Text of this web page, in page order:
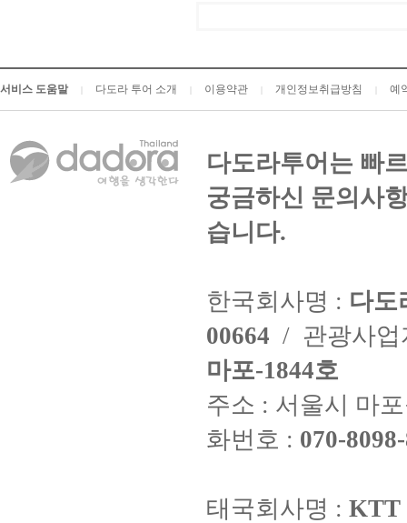
서비스 도움말 다도라 투어 소개 이용약관 개인정보취급방침 예
다도라투어는 빠
궁금하신 문의사
습니다.
한국회사명 : 다도
00664 / 관광사
마포-1844호
주소 : 서울시 마
화번호 : 070-
태국회사명 : KTT